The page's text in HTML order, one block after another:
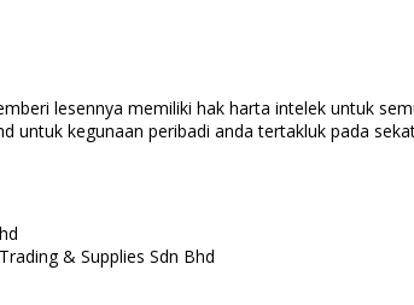
lesennya memiliki hak harta intelek untuk
untuk kegunaan peribadi anda tertakluk pada
& Supplies Sdn Bhd